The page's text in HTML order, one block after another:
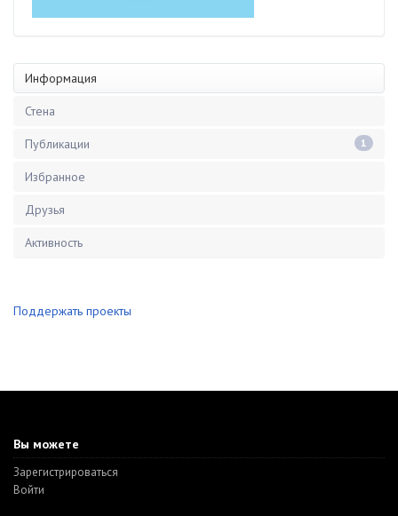
Информация
Стена
Публикации 1
Избранное
Друзья
Активность
Поддержать проекты
Вы можете
Зарегистрироваться
Войти